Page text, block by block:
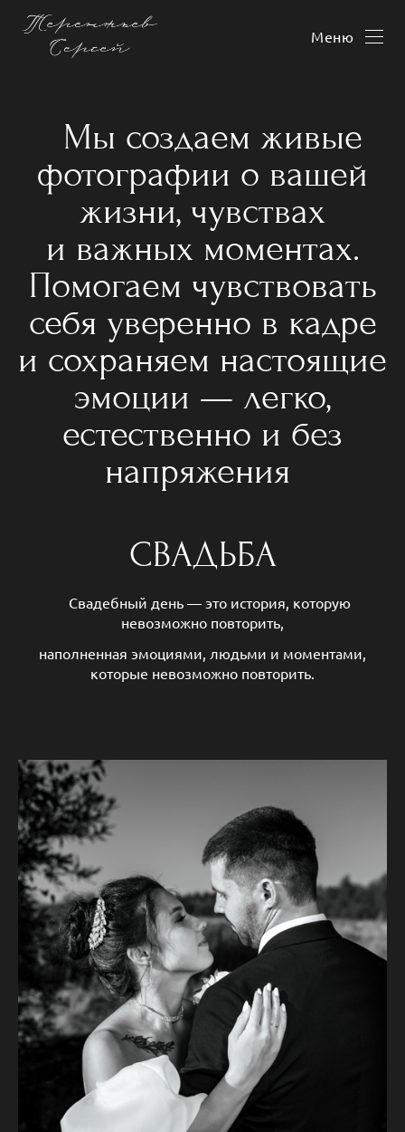
Меню
Мы создаем живые
фотографии о вашей
жизни, чувствах
и важных моментах.
Помогаем чувствовать
себя уверенно в кадре
и сохраняем настоящие
эмоции — легко,
естественно и без
напряжения
СВАДЬБА
Свадебный день — это история, которую
невозможно повторить,
наполненная эмоциями, людьми и моментами,
которые невозможно повторить.